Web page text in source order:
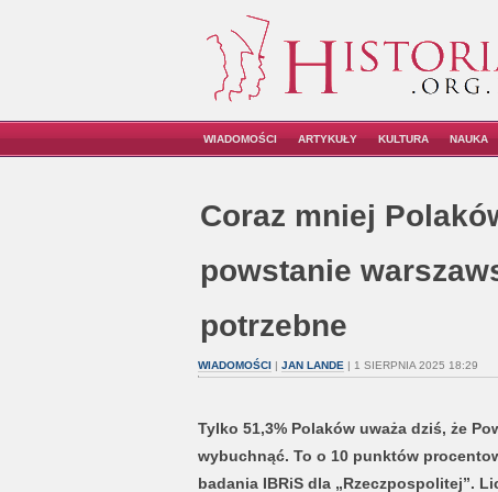
WIADOMOŚCI ARTYKUŁY KULTURA NAUKA
Coraz mniej
powstanie
potrzebne
WIADOMOŚCI| JAN LANDE | 1 SIERPNIA 2025 18:29
Tylko 51,3% Polaków uważa dziś, że
wybuchnąć. To o 10 punktów
badania IBRiS dla „Rzeczpospolitej”.